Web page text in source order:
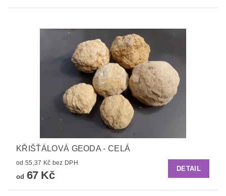
KŘIŠŤÁLOVÁ GEODA - CELÁ
od 55,37 Kč bez DPH
od 67 Kč
DETAIL